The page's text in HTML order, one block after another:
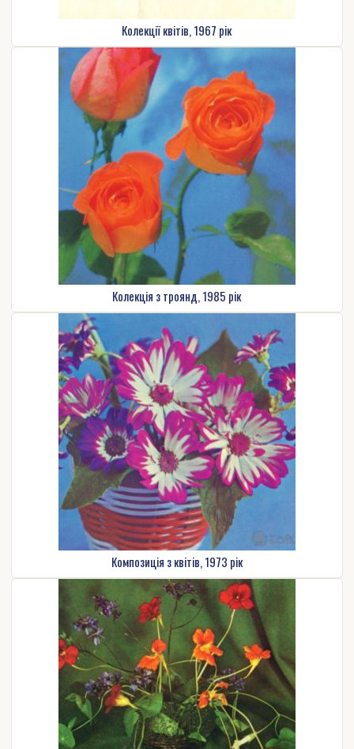
Колекції квітів, 1967 рік
Колекція з троянд, 1985 рік
Композиція з квітів, 1973 рік